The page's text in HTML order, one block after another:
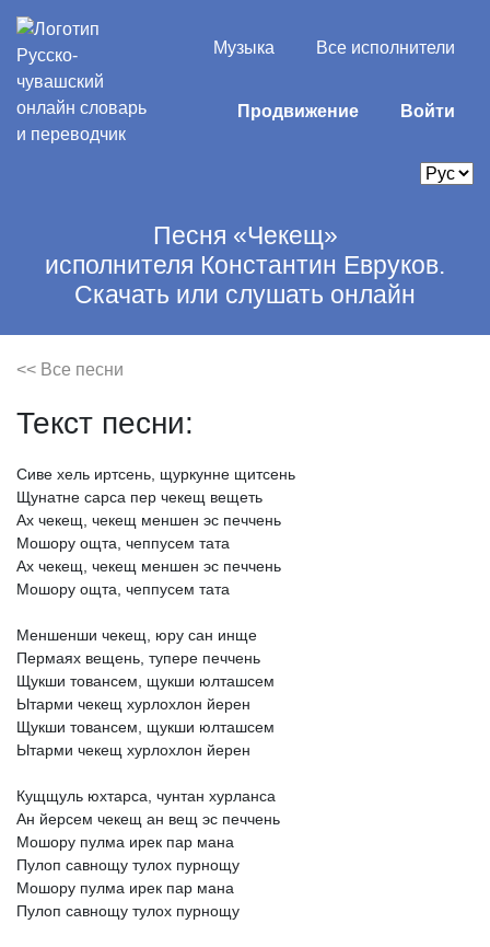
Музыка Все исполнители
Продвижение Войти
Песня «Чекещ»
исполнителя Константин Евруков.
Скачать или слушать онлайн
<< Все песни
Текст песни:
Сиве хель иртсень, щуркунне щитсень
Щунатне сарса пер чекещ вещеть
Ах чекещ, чекещ меншен эс печчень
Мошору ощта, чеппусем тата
Ах чекещ, чекещ меншен эс печчень
Мошору ощта, чеппусем тата
Меншенши чекещ, юру сан инще
Пермаях вещень, тупере печчень
Щукши товансем, щукши юлташсем
Ытарми чекещ хурлохлон йерен
Щукши товансем, щукши юлташсем
Ытарми чекещ хурлохлон йерен
Кущщуль юхтарса, чунтан хурланса
Ан йерсем чекещ ан вещ эс печчень
Мошору пулма ирек пар мана
Пулоп савнощу тулох пурнощу
Мошору пулма ирек пар мана
Пулоп савнощу тулох пурнощу